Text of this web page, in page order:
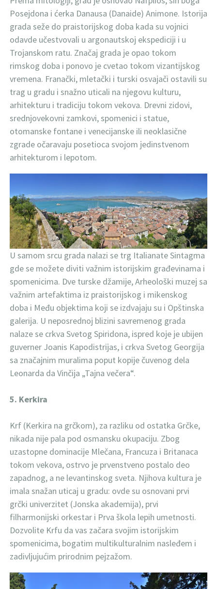
Posejdona i ćerka Danausa (Danaide) Animone. Istorija
grada seže do praistorijskog doba kada su vojnici
odavde učestvovali u argonautskoj ekspediciji i u
Trojanskom ratu. Značaj grada je opao tokom
rimskog doba i ponovo je cvetao tokom vizantijskog
vremena. Franački, mletački i turski osvajači ostavili su
trag u gradu i snažno uticali na njegovu kulturu,
arhitekturu i tradiciju tokom vekova. Drevni zidovi,
srednjovekovni zamkovi, spomenici i statue,
otomanske fontane i venecijanske ili neoklasične
zgrade očaravaju posetioca svojom jedinstvenom
arhitekturom i lepotom.
U samom srcu grada nalazi se trg Italianate Sintagma
gde se možete diviti važnim istorijskim građevinama i
spomenicima. Dve turske džamije, Arheološki muzej sa
važnim artefaktima iz praistorijskog i mikenskog
doba i Među objektima koji se izdvajaju su i Opštinska
galerija. U neposrednoj blizini savremenog grada
nalaze se crkva Svetog Spiridona, ispred koje je ubijen
guverner Joanis Kapodistrijas, i crkva Svetog Georgija
sa značajnim muralima poput kopije čuvenog dela
Leonarda da Vinčija „Tajna večera“.
5. Kerkira
Krf (Kerkira na grčkom), za razliku od ostatka Grčke,
nikada nije pala pod osmansku okupaciju. Zbog
uzastopne dominacije Mlečana, Francuza i Britanaca
tokom vekova, ostrvo je prvenstveno postalo deo
zapadnog, a ne levantinskog sveta. Njihova kultura je
imala snažan uticaj u gradu: ovde su osnovani prvi
grčki univerzitet (Jonska akademija), prvi
filharmonijski orkestar i Prva škola lepih umetnosti.
Dozvolite Krfu da vas začara svojim istorijskim
spomenicima, bogatim multikulturalnim nasleđem i
zadivljujućim prirodnim pejzažom.